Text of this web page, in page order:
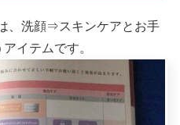
、洗顔⇒スキンケアとお手
イテムです。